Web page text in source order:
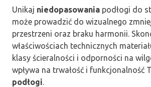
Unikaj niedopasowania podłogi do
może prowadzić do wizualnego
przestrzeni oraz braku harmonii.
właściwościach technicznych
klasy ścieralności i odporności na
wpływa na trwałość i funkcjonalność
podłogi.